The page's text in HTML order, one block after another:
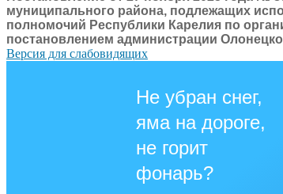
муниципального района, подлежащих
полномочий Республики Карелия по
постановлением администрации
Версия для слабовидящих
Не убран снег,
яма на дороге,
не горит
фонарь?